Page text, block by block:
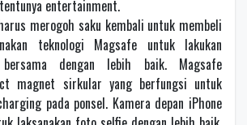
entertainment.
merogoh saku kembali untuk membeli
teknologi Magsafe untuk lakukan
dengan lebih baik. Magsafe
magnet sirkular yang berfungsi untuk
pada ponsel. Kamera depan iPhone